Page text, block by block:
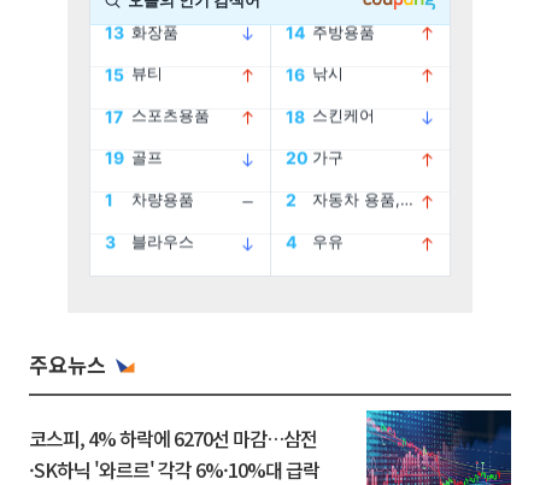
주요뉴스
코스피, 4% 하락에 6270선 마감…삼전
·SK하닉 '와르르' 각각 6%·10%대 급락